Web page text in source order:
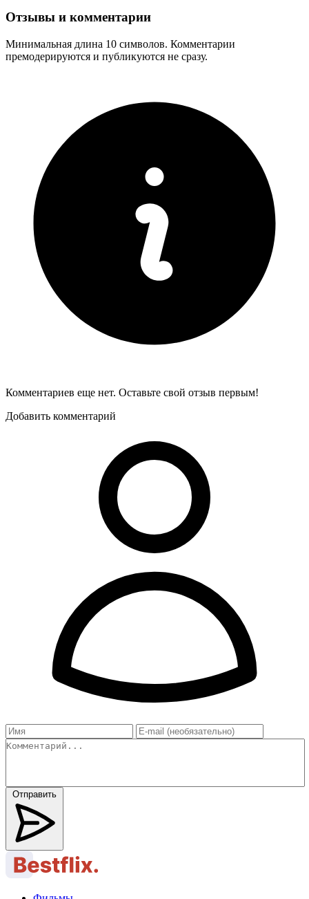
Отзывы и комментарии
Минимальная длина 10 символов. Комментарии
премодерируются и публикуются не сразу.
Комментариев еще нет. Оставьте свой отзыв первым!
Добавить комментарий
Отправить